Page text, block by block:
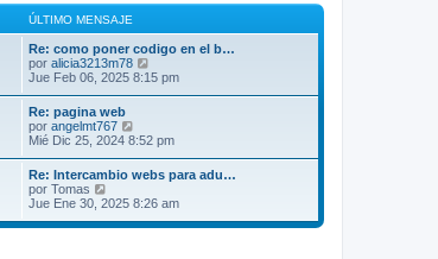
ÚLTIMO MENSAJE
Re: como poner codigo en el b…
por alicia3213m78
e
t
i
m
o
e
n
s
Jue Feb 06, 2025 8:15 pm
Re: pagina web
por angelmt767
e
l
t
i
m
Mié Dic 25, 2024 8:52 pm
Re: Intercambio webs para adu…
por Tomas
e
ú
Jue Ene 30, 2025 8:26 am